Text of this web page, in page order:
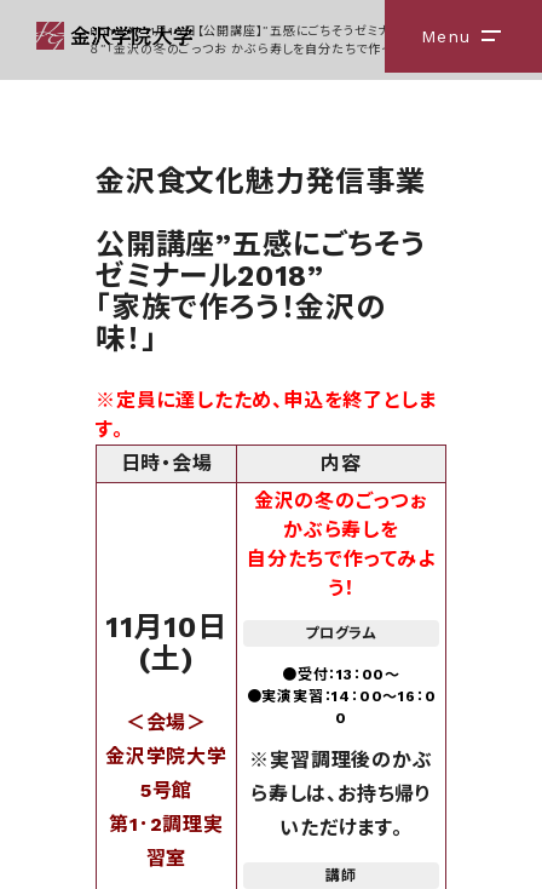
Menu メニ
Home
11月10日【公開講座】”五感にごちそうゼミナール201
８”「金沢の冬のごっつお かぶら寿しを自分たちで作ってみよう！」
金沢食文化魅力発信事業
公開講座”五感にごちそう
ゼミナール2018”
「家族で作ろう！金沢の
味！」
※定員に達したため、申込を終了としま
す。
日時・会場
内容
11月10日
(土)
＜会場＞
金沢学院大学
5号館
第1･2調理実
習室
金沢の冬のごっつぉ
かぶら寿しを
自分たちで作ってみよ
う！
プログラム
●受付：13：00～
●実演実習：14：00～16：0
0
※実習調理後のかぶ
ら寿しは、お持ち帰り
いただけます。
講師